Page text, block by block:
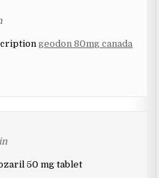
geodon 80mg canada
50 mg tablet